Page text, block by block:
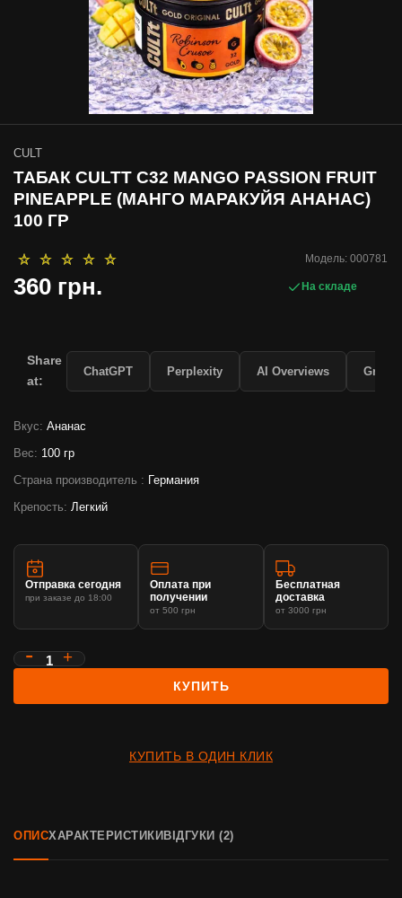
Модель: 000781
CULT
ТАБАК CULTT C32 MANGO PASSION FRUIT
PINEAPPLE (МАНГО МАРАКУЙЯ АНАНАС)
100 ГР
На складе
360 грн.
Вкус: Ананас
Вес: 100 гр
Страна производитель : Германия
Крепость: Легкий
КУПИТЬ
КУПИТЬ В ОДИН КЛИК
Отправка сегодня
при заказе до 18:00
Оплата при
получении
от 500 грн
Бесплатная
доставка
от 3000 грн
Share
at:
ChatGPT Perplexity AI Overviews Grok
ОПИСХАРАКТЕРИСТИКИ ВІДГУКИ (2)